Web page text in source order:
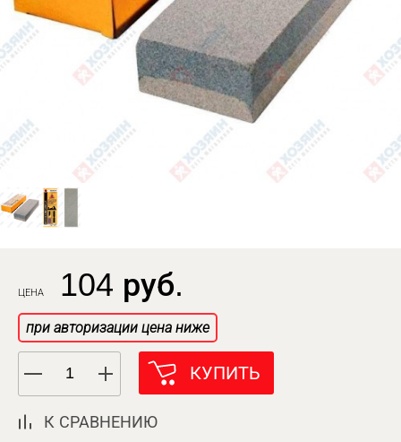
ЦЕНА 104 руб.
при авторизации цена ниже
КУПИТЬ
К СРАВНЕНИЮ